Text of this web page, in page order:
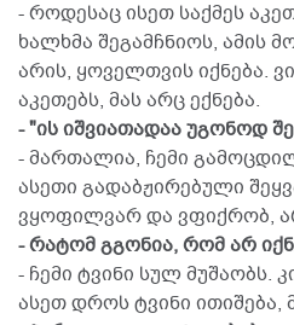
- როდესაც ისეთ საქმეს
ხალხმა შეგამჩნიოს, ამის
არის, ყოველთვის იქნება.
აკეთებს, მას არც ექნება.
- "ის იშვიათადაა უგონოდ
- მართალია, ჩემი
ასეთი გადაბჟირებული
ვყოფილვარ და ვფიქრობ,
- რატომ გგონია, რომ არ
- ჩემი ტვინი სულ მუშაობს.
ასეთ დროს ტვინი ითიშება,